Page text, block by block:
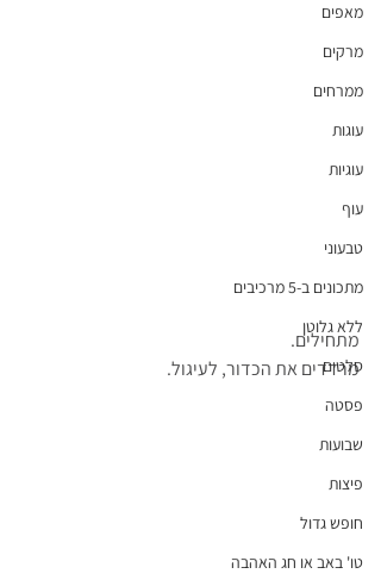
מאפים
מרקים
ממרחים
עוגות
עוגיות
עוף
טבעוני
מתכונים ב-5 מרכיבים
ללא גלוטן
סלטים
פסטה
שבועות
פיצות
חופש גדול
טו' באב או חג האהבה
מתחילים.
מרדדים את הכדור, לעיגול.